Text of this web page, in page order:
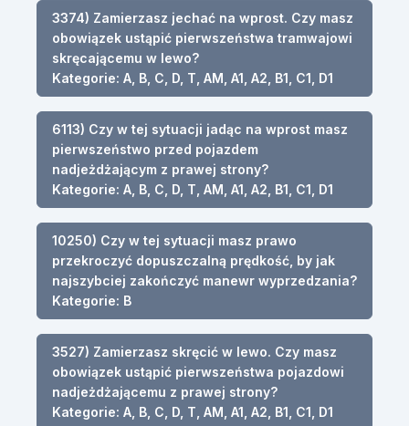
3374) Zamierzasz jechać na wprost. Czy masz
obowiązek ustąpić pierwszeństwa tramwajowi
skręcającemu w lewo?
Kategorie: A, B, C, D, T, AM, A1, A2, B1, C1, D1
6113) Czy w tej sytuacji jadąc na wprost masz
pierwszeństwo przed pojazdem
nadjeżdżającym z prawej strony?
Kategorie: A, B, C, D, T, AM, A1, A2, B1, C1, D1
10250) Czy w tej sytuacji masz prawo
przekroczyć dopuszczalną prędkość, by jak
najszybciej zakończyć manewr wyprzedzania?
Kategorie: B
3527) Zamierzasz skręcić w lewo. Czy masz
obowiązek ustąpić pierwszeństwa pojazdowi
nadjeżdżającemu z prawej strony?
Kategorie: A, B, C, D, T, AM, A1, A2, B1, C1, D1